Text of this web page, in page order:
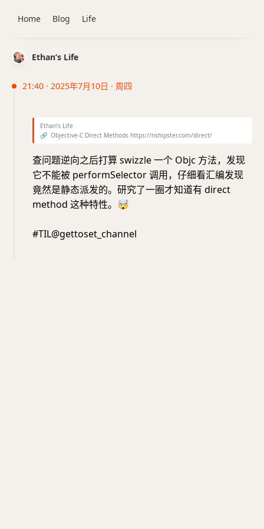
Ethan’s Life
21:40 · 2025年7月10日 · 周四
Ethan’s Life
🔗 Objective-C Direct Methods https://nshipster.com/direct/
查问题逆向之后打算 swizzle 一个 Objc 方法，发现
它不能被 performSelector 调用，仔细看汇编发现
竟然是静态派发的。研究了一圈才知道有 direct
method 这种特性。 🤯
#TIL@gettoset_channel
Home Blog Life